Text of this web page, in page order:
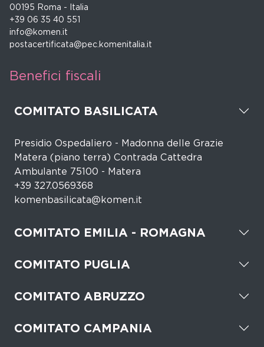
00195 Roma - Italia
+39 06 35 40 551
info@komen.it
postacertificata@pec.komenitalia.it
Benefici fiscali
COMITATO BASILICATA
Presidio Ospedaliero - Madonna delle Grazie
Matera (piano terra) Contrada Cattedra
Ambulante 75100 - Matera
+39 327.0569368
komenbasilicata@komen.it
COMITATO EMILIA - ROMAGNA
COMITATO PUGLIA
COMITATO ABRUZZO
COMITATO CAMPANIA